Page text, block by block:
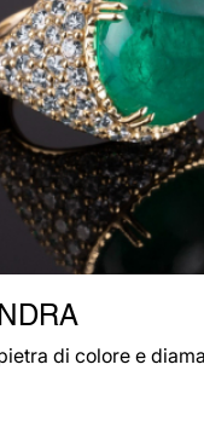
di colore e